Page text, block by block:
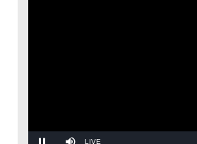
Stream